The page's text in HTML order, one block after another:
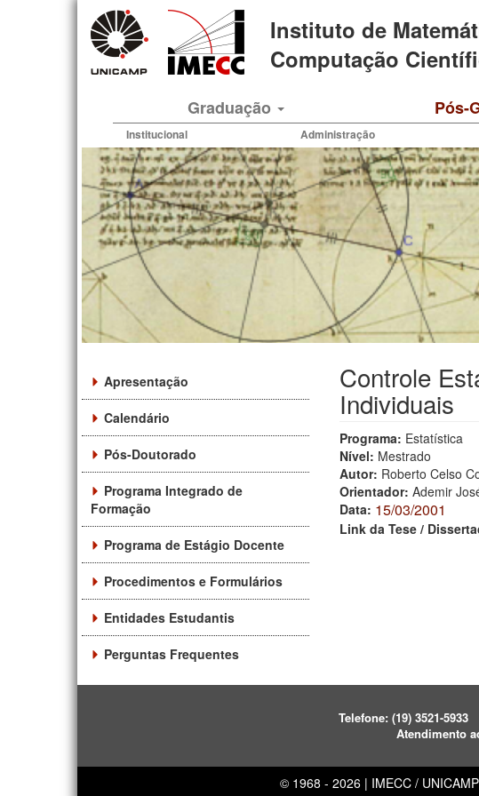
Instituto de
Computação
Graduação Pós-
Institucional Administração
Apresentação
Calendário
Pós-Doutorado
Programa Integrado de
Formação
Programa de Estágio Docente
Procedimentos e Formulários
Entidades Estudantis
Perguntas Frequentes
Controle
Individuais
Programa: Estatística
Nível: Mestrado
Autor: Roberto Celso
Orientador: Ademir
Data: 15/03/2001
Link da Tese /
Telefone: (19) 3521-5933
Atendimento
© 1968 - 2026 | IMECC / UNICAMP